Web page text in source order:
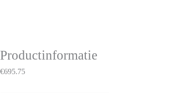
Productinformatie
€695.75